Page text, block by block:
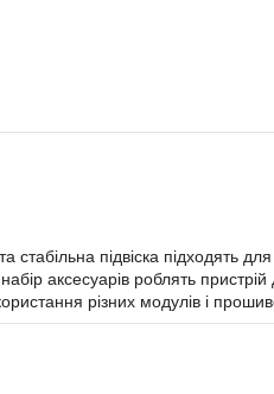
стабільна підвіска підходять
аксесуарів роблять пристрій
різних модулів і